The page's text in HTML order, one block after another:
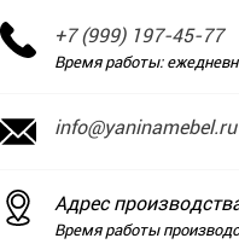
+7 (999) 197-45-77
Время работы:
info@yaninamebel.ru
Адрес
Время работы